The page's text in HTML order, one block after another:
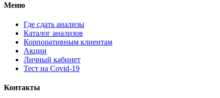
Меню
Где сдать анализы
Каталог анализов
Корпоративным клиентам
Акции
Личный кабинет
Тест на Covid-19
Контакты